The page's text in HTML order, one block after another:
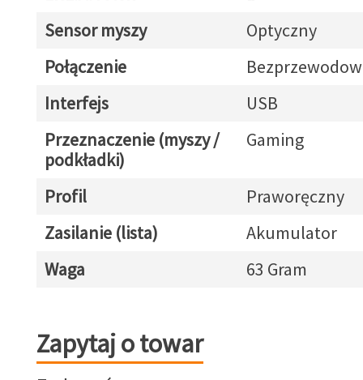
Sensor myszy
Optyczny
Połączenie
Interfejs
USB
Przeznaczenie (myszy /
podkładki)
Gaming
Profil
Praworęczny
Zasilanie (lista)
Akumulator
Waga
63 Gram
Zapytaj o towar
Zapytaj o towar